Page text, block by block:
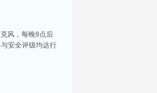
风，每晚9点后
安全评级均达行